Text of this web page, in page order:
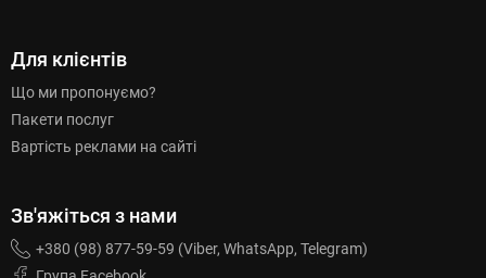
Для клієнтів
Що ми пропонуємо?
Пакети послуг
Вартість реклами на сайті
Зв'яжіться з нами
+380 (98) 877-59-59 (Viber, WhatsApp, Telegram)